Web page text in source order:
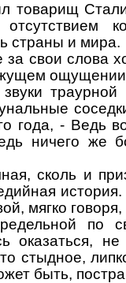
товарищ
страны и мира.
свои слова
траурной
года, - Ведь
ничего же
сколь и
мягко
по
оказаться,
стыдное,
быть,